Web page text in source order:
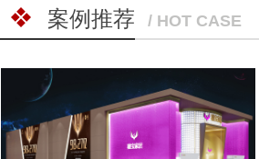
案例推荐 / HOT CASE